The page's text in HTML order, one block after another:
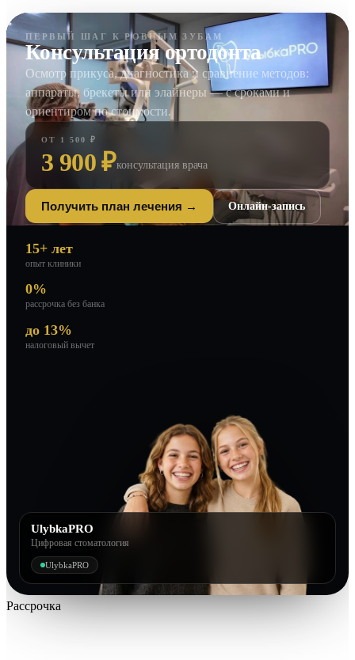
ПЕРВЫЙ ШАГ К РОВНЫМ ЗУБАМ
Консультация ортодонта
Осмотр прикуса, диагностика и сравнение методов:
аппараты, брекеты или элайнеры — с сроками и
ориентиром по стоимости.
ОТ 1 500 ₽
3 900 ₽консультация врача
Получить план лечения → Онлайн-запись
15+ лет
опыт клиники
0%
рассрочка без банка
до 13%
налоговый вычет
UlybkaPRO
Цифровая стоматология
UlybkaPRO
Рассрочка